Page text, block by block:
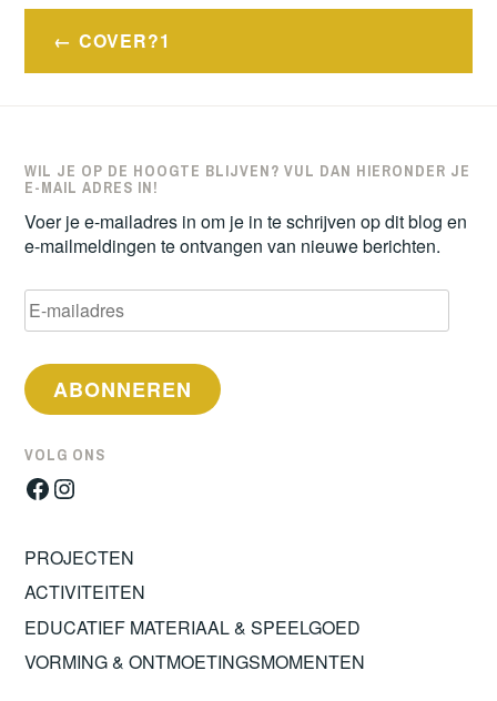
Bericht
navigatie
COVER?1
WIL JE OP DE HOOGTE BLIJVEN? VUL DAN HIERONDER JE
E-MAIL ADRES IN!
Voer je e-mailadres in om je in te schrijven op dit blog en
e-mailmeldingen te ontvangen van nieuwe berichten.
E-
mailadres
ABONNEREN
VOLG ONS
Facebook
Instagram
PROJECTEN
ACTIVITEITEN
EDUCATIEF MATERIAAL & SPEELGOED
VORMING & ONTMOETINGSMOMENTEN